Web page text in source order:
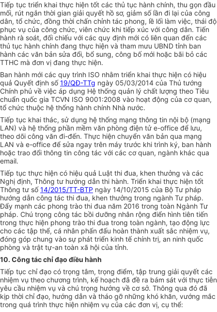
Tiếp tục triển khai thực hiện tốt các thủ tục hành chính, thu gọn đầu
mối, rút ngắn thời gian giải quyết hồ sơ, giảm số lần đi lại của công
dân, tổ chức, đồng thời chấn chỉnh tác phong, lề lối làm việc, thái độ
phục vụ của công chức, viên chức khi tiếp xúc với công dân. Tiến
hành rà soát, đối chiếu với các quy định mới có liên quan đến các
thủ tục hành chính đang thực hiện và tham mưu UBND tỉnh ban
hành các văn bản sửa đổi, bổ sung, công bố mới hoặc bãi bỏ các
TTHC mà đơn vị đang thực hiện.
Ban hành mới các quy trình ISO nhằm triển khai thực hiện có hiệu
quả Quyết định số19/QĐ-TTg ngày 05/03/2014 của Thủ tướng
Chính phủ về việc áp dụng Hệ thống quản lý chất lượng theo Tiêu
chuẩn quốc gia TCVN ISO 9001:2008 vào hoạt động của cơ quan,
tổ chức thuộc hệ thống hành chính Nhà nước.
Tiếp tục khai thác, sử dụng hệ thống mạng thông tin nội bộ (mạng
LAN) và hệ thống phần mềm văn phòng điện tử e-office để lưu,
theo dõi công văn đi-đến. Thực hiện chuyển văn bản qua mạng
LAN và e-office để sửa ngay trên máy trước khi trình ký, ban hành
hoặc trao đổi thông tin công tác với các cơ quan, ngành khác qua
email.
Tiếp tục thực hiện có hiệu quả Luật thi đua, khen thưởng và các
Nghị định, Thông tư hướng dẫn thi hành. Triển khai thực hiện tốt
Thông tư số 14/2015/TT-BTP ngày 14/10/2015 của Bộ Tư pháp
hướng dẫn công tác thi đua, khen thưởng trong ngành Tư pháp.
Đẩy mạnh các phong trào thi đua năm 2016 trong toàn Ngành Tư
pháp. Chú trọng công tác bồi dưỡng nhân rộng điển hình tiên tiến
trong thực hiện phong trào thi đua trong toàn ngành, tạo động lực
cho các tập thể, cá nhân phấn đấu hoàn thành xuất sắc nhiệm vụ,
đóng góp chung vào sự phát triển kinh tế chính trị, an ninh quốc
phòng và trật tự-an toàn xã hội của tỉnh.
10. Công tác chỉ đạo điều hành
Tiếp tục chỉ đạo có trọng tâm, trọng điểm, tập trung giải quyết các
nhiệm vụ theo chương trình, kế hoạch đã đề ra bám sát với thực tiễn
yêu cầu nhiệm vụ và chú trọng hướng về cơ sở. Thông qua đó đã
kịp thời chỉ đạo, hướng dẫn và tháo gỡ những khó khăn, vướng mắc
trong quá trình thực hiện nhiệm vụ của các đơn vị, cụ thể: